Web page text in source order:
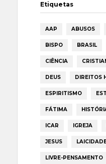
Etiquetas
AAP ABUSOS
BISPO BRASIL
CIÊNCIA
DEUS DIREITOS
ESPIRITISMO
FÁTIMA
ICAR IGREJA
JESUS
LIVRE-PENSAMENTO